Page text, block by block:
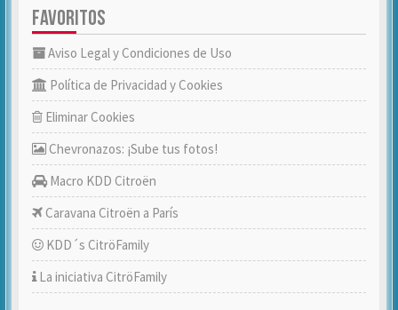
FAVORITOS
Aviso Legal y Condiciones de Uso
Política de Privacidad y Cookies
Eliminar Cookies
Chevronazos: ¡Sube tus fotos!
Macro KDD Citroën
Caravana Citroën a París
KDD´s CitröFamily
La iniciativa CitröFamily